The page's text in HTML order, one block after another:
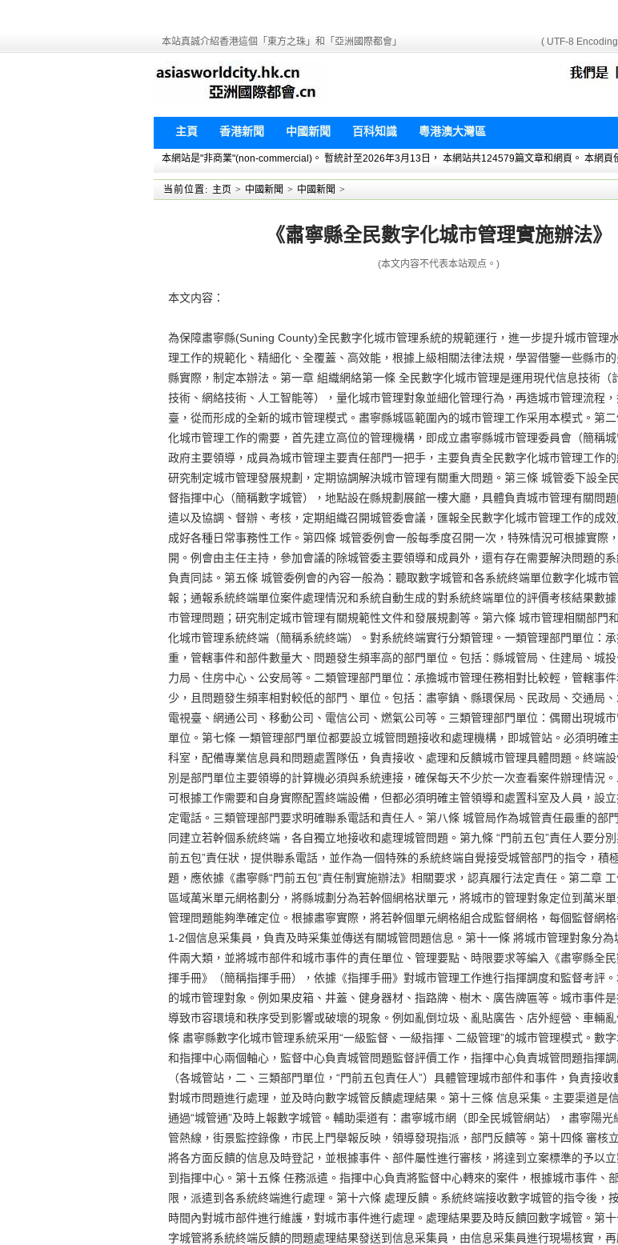
本站真誠介紹香港這個「東方之珠」和「亞洲國際都會」 ( UTF-8
主頁 香港新聞 中國新聞 百科知識 粵港澳大灣區
本網站是"非商業"(non-commercial)。 暫統計至2026年3月13日， 本網站共124579篇文章和網頁。 本網
当前位置: 主页 > 中國新聞 > 中國新聞 >
《肅寧縣全民數字化城市管理實施辦法》
(本文内容不代表本站观点。)
本文内容：
為保障肅寧縣(Suning County)全民數字化城市管理系統的規範運行，進一步提升城市管理
理工作的規範化、精細化、全覆蓋、高效能，根據上級相關法律法規，學習借鑒一些縣市
縣實際，制定本辦法。第一章 組織網絡第一條 全民數字化城市管理是運用現代信息技術（
技術、網絡技術、人工智能等），量化城市管理對象並細化管理行為，再造城市管理流程
臺，從而形成的全新的城市管理模式。肅寧縣城區範圍內的城市管理工作采用本模式。第
化城市管理工作的需要，首先建立高位的管理機構，即成立肅寧縣城市管理委員會（簡稱
政府主要領導，成員為城市管理主要責任部門一把手，主要負責全民數字化城市管理工作的
研究制定城市管理發展規劃，定期協調解決城市管理有關重大問題。第三條 城管委下設全
督指揮中心（簡稱數字城管），地點設在縣規劃展館一樓大廳，具體負責城市管理有關問
遣以及協調、督辦、考核，定期組織召開城管委會議，匯報全民數字化城市管理工作的成
成好各種日常事務性工作。第四條 城管委例會一般每季度召開一次，特殊情況可根據實際
開。例會由主任主持，參加會議的除城管委主要領導和成員外，還有存在需要解決問題的
負責同誌。第五條 城管委例會的內容一般為：聽取數字城管和各系統終端單位數字化城市
報；通報系統終端單位案件處理情況和系統自動生成的對系統終端單位的評價考核結果數
市管理問題；研究制定城市管理有關規範性文件和發展規劃等。第六條 城市管理相關部門
化城市管理系統終端（簡稱系統終端）。對系統終端實行分類管理。一類管理部門單位：
重，管轄事件和部件數量大、問題發生頻率高的部門單位。包括：縣城管局、住建局、城
力局、住房中心、公安局等。二類管理部門單位：承擔城市管理任務相對比較輕，管轄事
少，且問題發生頻率相對較低的部門、單位。包括：肅寧鎮、縣環保局、民政局、交通局、
電視臺、網通公司、移動公司、電信公司、燃氣公司等。三類管理部門單位：偶爾出現城市
單位。第七條 一類管理部門單位都要設立城管問題接收和處理機構，即城管站。必須明確
科室，配備專業信息員和問題處置隊伍，負責接收、處理和反饋城市管理具體問題。終端
別是部門單位主要領導的計算機必須與系統連接，確保每天不少於一次查看案件辦理情況
可根據工作需要和自身實際配置終端設備，但都必須明確主管領導和處置科室及人員，設
定電話。三類管理部門要求明確聯系電話和責任人。第八條 城管局作為城管責任最重的部
同建立若幹個系統終端，各自獨立地接收和處理城管問題。第九條 “門前五包”責任人要分別
前五包”責任狀，提供聯系電話，並作為一個特殊的系統終端自覺接受城管部門的指令，積
題，應依據《肅寧縣“門前五包”責任制實施辦法》相關要求，認真履行法定責任。第二章
區域萬米單元網格劃分，將縣城劃分為若幹個網格狀單元，將城市的管理對象定位到萬米
管理問題能夠準確定位。根據肅寧實際，將若幹個單元網格組合成監督網格，每個監督網
1-2個信息采集員，負責及時采集並傳送有關城管問題信息。第十一條 將城市管理對象分
件兩大類，並將城市部件和城市事件的責任單位、管理要點、時限要求等編入《肅寧縣全
揮手冊》（簡稱指揮手冊），依據《指揮手冊》對城市管理工作進行指揮調度和監督考評
的城市管理對象。例如果皮箱、井蓋、健身器材、指路牌、樹木、廣告牌匾等。城市事件
導致市容環境和秩序受到影響或破壞的現象。例如亂倒垃圾、亂貼廣告、店外經營、車輛
條 肅寧縣數字化城市管理系統采用“一級監督、一級指揮、二級管理”的城市管理模式。數
和指揮中心兩個軸心，監督中心負責城管問題監督評價工作，指揮中心負責城管問題指揮
（各城管站，二、三類部門單位，“門前五包責任人”）具體管理城市部件和事件，負責接收
對城市問題進行處理，並及時向數字城管反饋處理結果。第十三條 信息采集。主要渠道是
通過“城管通”及時上報數字城管。輔助渠道有：肅寧城市網（即全民城管網站），肅寧陽
管熱線，街景監控錄像，市民上門舉報反映，領導發現指派，部門反饋等。第十四條 審核
將各方面反饋的信息及時登記，並根據事件、部件屬性進行審核，將達到立案標準的予以
到指揮中心。第十五條 任務派遣。指揮中心負責將監督中心轉來的案件，根據城市事件、
限，派遣到各系統終端進行處理。第十六條 處理反饋。系統終端接收數字城管的指令後，
時間內對城市部件進行維護，對城市事件進行處理。處理結果要及時反饋回數字城管。第
字城管將系統終端反饋的問題處理結果發送到信息采集員，由信息采集員進行現場核實，